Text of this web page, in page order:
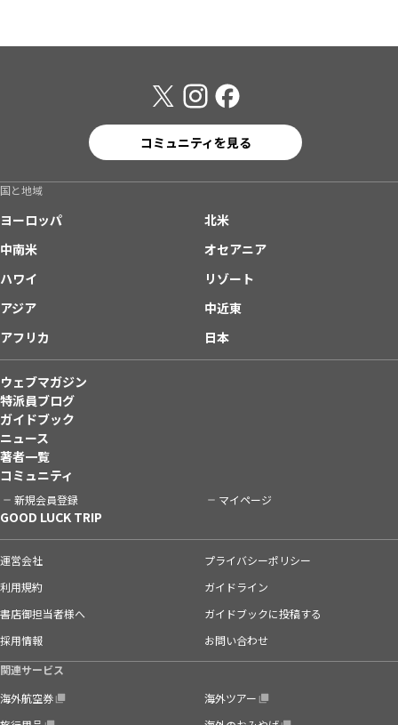
コミュニティを見る
国と地域
ヨーロッパ
北米
中南米
オセアニア
ハワイ
リゾート
アジア
中近東
アフリカ
日本
ウェブマガジン
特派員ブログ
ガイドブック
ニュース
著者一覧
コミュニティ
新規会員登録 マイページ
GOOD LUCK TRIP
運営会社
プライバシーポリシー
利用規約
ガイドライン
書店御担当者様へ
ガイドブックに投稿する
採用情報
お問い合わせ
関連サービス
海外航空券
海外ツアー